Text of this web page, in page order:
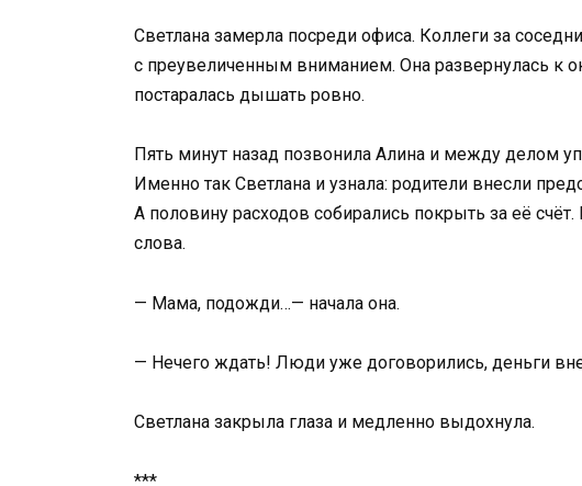
Светлана замерла посреди офиса. Коллеги за
с преувеличенным вниманием. Она развернулась к
постаралась дышать ровно.
Пять минут назад позвонила Алина и между делом
Именно так Светлана и узнала: родители внесли
А половину расходов собирались покрыть за её
слова.
— Мама, подожди…— начала она.
— Нечего ждать! Люди уже договорились, деньги
Светлана закрыла глаза и медленно выдохнула.
***